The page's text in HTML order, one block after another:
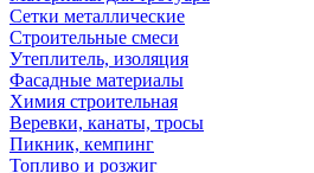
Сетки металлические
Строительные смеси
Утеплитель, изоляция
Фасадные материалы
Химия строительная
Веревки, канаты, тросы
Пикник, кемпинг
Топливо и розжиг